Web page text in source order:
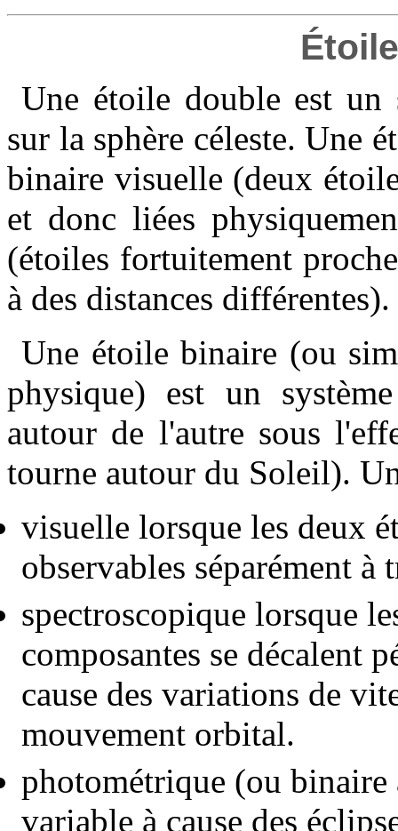
Une étoile double est un
sur la sphère céleste. Une
binaire visuelle (deux
et donc liées
(étoiles fortuitement
à des distances différentes).
Une étoile binaire (ou
physique) est un
autour de l'autre sous
tourne autour du Soleil).
visuelle lorsque les deux
observables séparément
spectroscopique lorsque
composantes se décalent
cause des variations de
mouvement orbital.
photométrique (ou binaire
variable à cause des